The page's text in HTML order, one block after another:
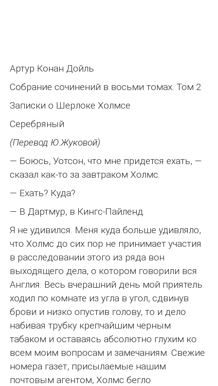
Артур Конан Дойль
Собрание сочинений в восьми томах. Том 2
Записки о Шерлоке Холмсе
Серебряный
(Перевод Ю.Жуковой)
— Боюсь, Уотсон, что мне придется ехать, —
сказал как-то за завтраком Холмс.
— Ехать? Куда?
— В Дартмур, в Кингс-Пайленд.
Я не удивился. Меня куда больше удивляло,
что Холмс до сих пор не принимает участия
в расследовании этого из ряда вон
выходящего дела, о котором говорили вся
Англия. Весь вчерашний день мой приятель
ходил по комнате из угла в угол, сдвинув
брови и низко опустив голову, то и дело
набивая трубку крепчайшим черным
табаком и оставаясь абсолютно глухим ко
всем моим вопросам и замечаниям. Свежие
номера газет, присылаемые нашим
почтовым агентом, Холмс бегло